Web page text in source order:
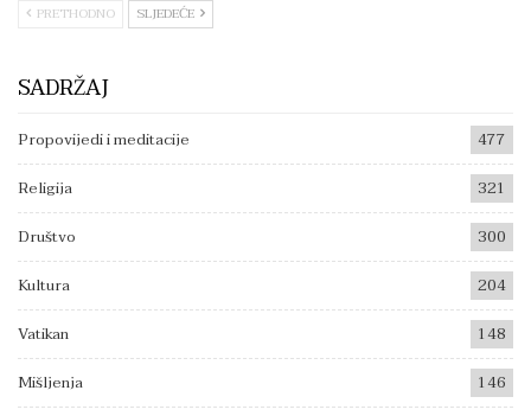
PRETHODNO SLJEDEĆE
SADRŽAJ
Propovijedi i meditacije
477
Religija
321
Društvo
300
Kultura
204
Vatikan
148
Mišljenja
146